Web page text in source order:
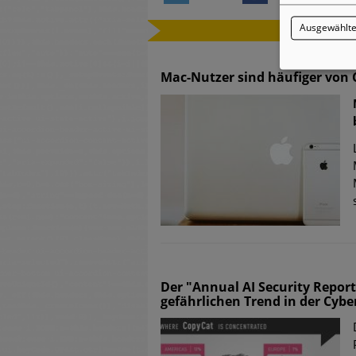
WEITERE
Mac-Nutzer sind häufiger
Der "Annual AI Security
gefährlichen Trend in der